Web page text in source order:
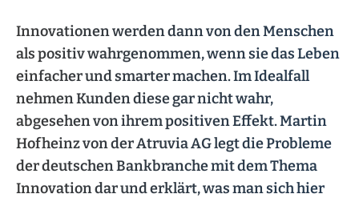
Innovationen werden dann von den Menschen
als positiv wahrgenommen, wenn sie das Leben
einfacher und smarter machen. Im Idealfall
nehmen Kunden diese gar nicht wahr,
abgesehen von ihrem positiven Effekt. Martin
Hofheinz von der Atruvia AG legt die Probleme
der deutschen Bankbranche mit dem Thema
Innovation dar und erklärt, was man sich hier